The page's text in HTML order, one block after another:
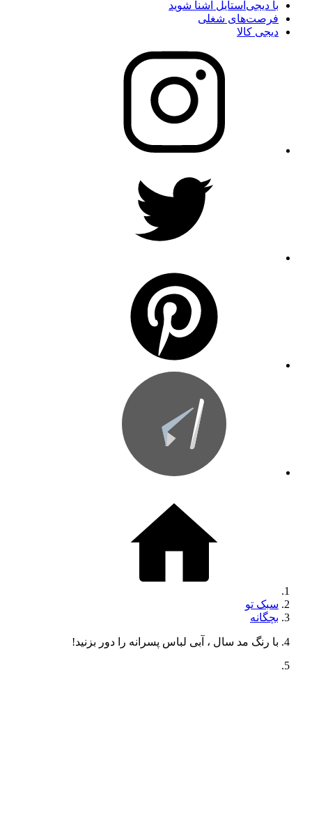
با دیجی‌استایل آشنا شوید
فرصت‌های شغلی
دیجی کالا
سبک تو
بچگانه
با رنگ مد سال ، آبی لباس پسرانه را دور بزنید!